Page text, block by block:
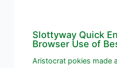
Slottyway Quick
Browser Use of
Aristocrat pokies made